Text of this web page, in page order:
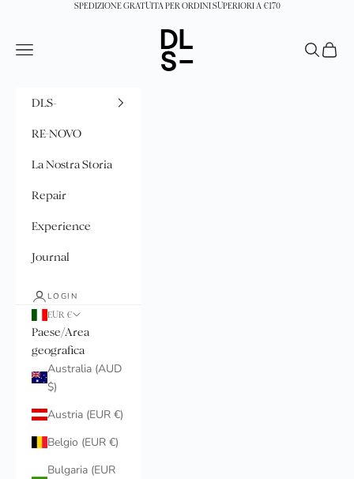
Vai al contenutoSPEDIZIONE GRATUITA PER ORDINI SUPERIORI A €170
DLS-
Menù
Cerca
DLS-
RE-NOVO
La Nostra Storia
Repair
Experience
Journal
LOGIN
EUR €
Paese/Area
geografica
Australia (AUD
$)
Austria (EUR €)
Belgio (EUR €)
Bulgaria (EUR